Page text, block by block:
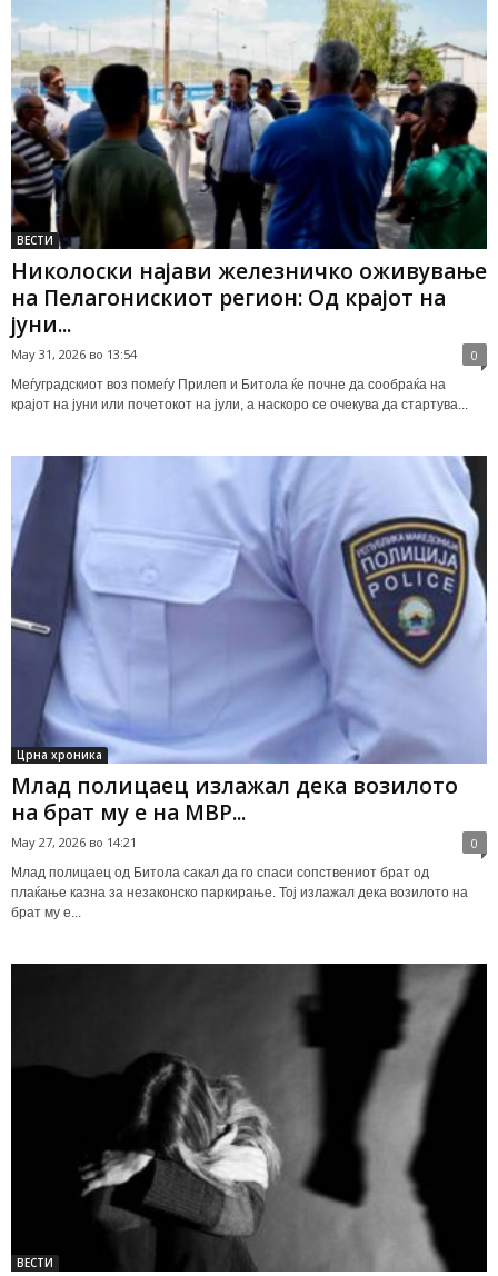
ВЕСТИ
Николоски најави железничко оживување
на Пелагонискиот регион: Од крајот на
јуни...
May 31, 2026 во 13:54 0
Меѓуградскиот воз помеѓу Прилеп и Битола ќе почне да сообраќа на
крајот на јуни или почетокот на јули, а наскоро се очекува да стартува...
Црна хроника
Млад полицаец излажал дека возилото
на брат му е на МВР...
May 27, 2026 во 14:21 0
Млад полицаец од Битола сакал да го спаси сопствениот брат од
плаќање казна за незаконско паркирање. Тој излажал дека возилото на
брат му е...
ВЕСТИ